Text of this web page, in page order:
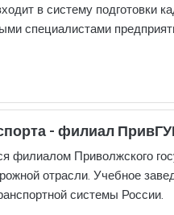
в систему подготовки
специалистами
- филиал
Приволжского
отрасли. Учебное
системы России.